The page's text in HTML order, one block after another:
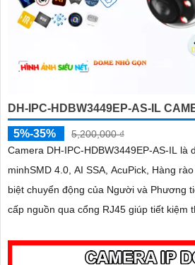
DH-IPC-HDBW3449EP-AS-IL
5%-35%
5,200,000 ₫
Camera DH-IPC-HDBW3449EP-AS-IL là
minhSMD 4.0, AI SSA, AcuPick, Hàng
biệt chuyển động của Người và Phương tiện Loại camera
cấp nguồn qua cổng RJ45 giúp tiết kiệm thời gian